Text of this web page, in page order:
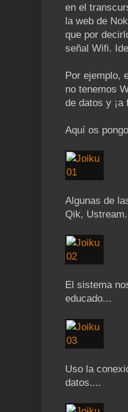
en el
la web de
que por
señal Wifi.
Por ejemplo,
no tenemos
de datos y ¡a
Aquí os
Algunas de
Qik,
El sistema
educado...
Uso la
datos....